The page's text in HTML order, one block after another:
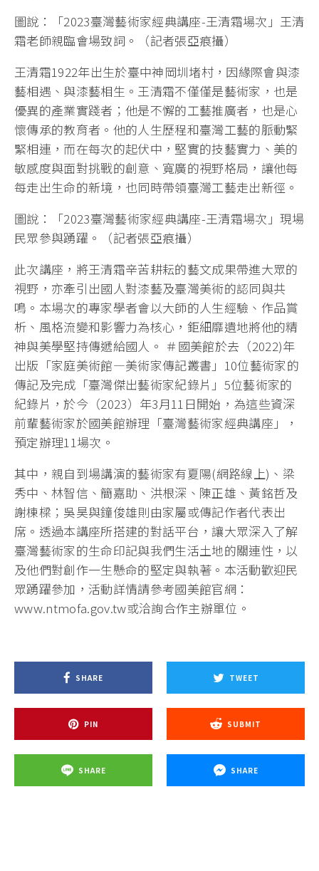
圖說：「2023臺灣藝術家經典講座-王清霜場次」王清
霜老師親臨會場致詞。（記者張亞痕攝）
王清霜1922年出生於臺中神岡圳堵村，因緣際會與漆
藝相遇、與漆藝相生。王清霜不僅僅是藝術家，也是
優異的產業實踐者；他是不懈的工藝推廣者，也是心
懷傳承的教育者。他的人生歷程和臺灣工藝的脈動緊
緊相連，而在每次的起伏中，堅實的技藝實力、美的
敏感度與面對挑戰的創意、寬廣的視野格局，讓他每
每走出生命的新境，也同時帶領臺灣工藝走出新徑。
圖說：「2023臺灣藝術家經典講座-王清霜場次」現場
民眾參與踴躍。（記者張亞痕攝）
此次講座，將王清霜辛苦耕耘的藝文成果帶進大眾的
視野，亦牽引出國人對漆藝及臺灣美術的認同與共
鳴。本場次的專家學者會以大師的人生經驗、作品賞
析、風格流變和影響力為核心，鉅細靡遺地將他的精
神與美學堅持傳遞給國人。 ＃國美館於去（2022)年
出版「家庭美術館―美術家傳記叢書」10位藝術家的
傳記及完成「臺灣傑出藝術家紀錄片」5位藝術家的
紀錄片，於今（2023）年3月11日開始，為這些資深
前輩藝術家於國美館辦理「臺灣藝術家經典講座」，
預定辦理11場次。
其中，親自到場講演的藝術家有夏陽(網路線上)、梁
秀中、林智信、簡嘉助、洪根深、陳正雄、黃銘哲及
謝棟樑；吳昊與鐘俊雄則由家屬或傳記作者代表出
席。透過本講座所搭建的對話平台，讓大眾深入了解
臺灣藝術家的生命印記與我們生活土地的關連性，以
及他們對創作一生懸命的堅定與執著。本活動歡迎民
眾踴躍參加，活動詳情請參考國美館官網：
www.ntmofa.gov.tw或洽詢合作主辦單位。
SHARE TWEET
PIN SUBMIT
SHARE SHARE